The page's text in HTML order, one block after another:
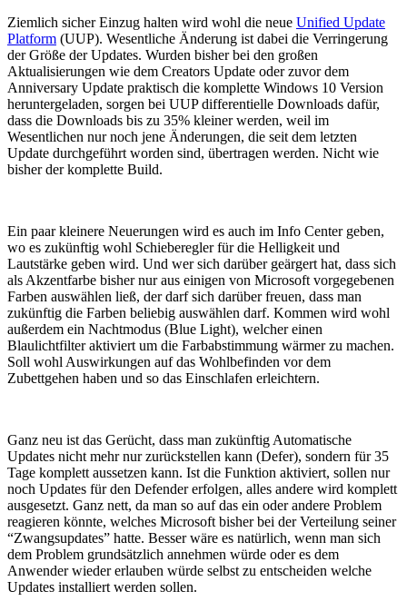
Ziemlich sicher Einzug halten wird wohl die neue Unified Update
Platform (UUP). Wesentliche Änderung ist dabei die Verringerung
der Größe der Updates. Wurden bisher bei den großen
Aktualisierungen wie dem Creators Update oder zuvor dem
Anniversary Update praktisch die komplette Windows 10 Version
heruntergeladen, sorgen bei UUP differentielle Downloads dafür,
dass die Downloads bis zu 35% kleiner werden, weil im
Wesentlichen nur noch jene Änderungen, die seit dem letzten
Update durchgeführt worden sind, übertragen werden. Nicht wie
bisher der komplette Build.
Ein paar kleinere Neuerungen wird es auch im Info Center geben,
wo es zukünftig wohl Schieberegler für die Helligkeit und
Lautstärke geben wird. Und wer sich darüber geärgert hat, dass sich
als Akzentfarbe bisher nur aus einigen von Microsoft vorgegebenen
Farben auswählen ließ, der darf sich darüber freuen, dass man
zukünftig die Farben beliebig auswählen darf. Kommen wird wohl
außerdem ein Nachtmodus (Blue Light), welcher einen
Blaulichtfilter aktiviert um die Farbabstimmung wärmer zu machen.
Soll wohl Auswirkungen auf das Wohlbefinden vor dem
Zubettgehen haben und so das Einschlafen erleichtern.
Ganz neu ist das Gerücht, dass man zukünftig Automatische
Updates nicht mehr nur zurückstellen kann (Defer), sondern für 35
Tage komplett aussetzen kann. Ist die Funktion aktiviert, sollen nur
noch Updates für den Defender erfolgen, alles andere wird komplett
ausgesetzt. Ganz nett, da man so auf das ein oder andere Problem
reagieren könnte, welches Microsoft bisher bei der Verteilung seiner
“Zwangsupdates” hatte. Besser wäre es natürlich, wenn man sich
dem Problem grundsätzlich annehmen würde oder es dem
Anwender wieder erlauben würde selbst zu entscheiden welche
Updates installiert werden sollen.